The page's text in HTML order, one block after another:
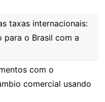
taxas internacionais:
para o Brasil com a
com o
comercial usando